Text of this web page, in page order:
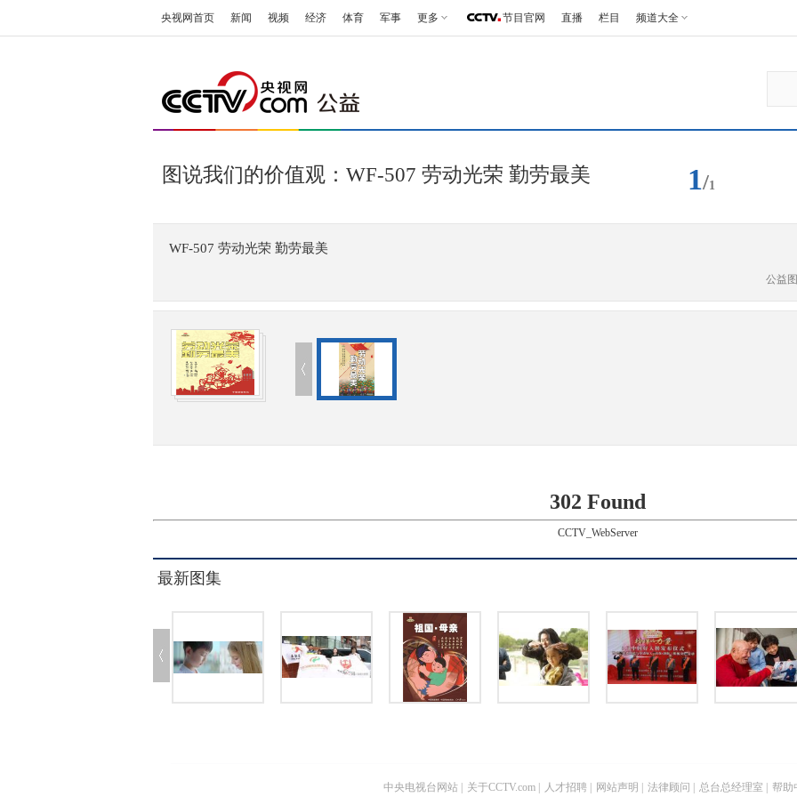
央视网首页 新闻 视频 经济 体育 军事 更多 节目官网 直播 栏目 频道大全
图说我们的价值观：WF-507 劳动光荣 勤劳最美 1/1
WF-507 劳动光荣 勤劳最美
公益
302 Found
CCTV_WebServer
最新图集
中央电视台网站 关于CCTV.com 人才招聘 网站声明 法律顾问 总台总经理室 帮助